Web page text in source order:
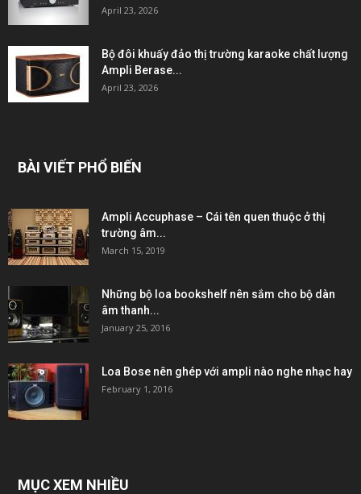
April 23, 2026
Bộ đôi khuấy đảo thị trường karaoke chất lượng
Ampli Berase...
April 23, 2026
BÀI VIẾT PHỔ BIẾN
Ampli Accuphase – Cái tên quen thuộc ở thị
trường âm...
March 15, 2019
Những bộ loa bookshelf nên sắm cho bộ dàn
âm thanh...
January 25, 2016
Loa Bose nên ghép với ampli nào nghe nhạc hay
February 1, 2016
MỤC XEM NHIỀU